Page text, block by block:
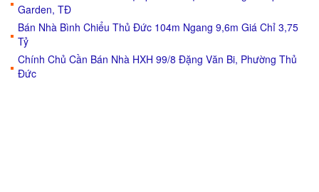
Garden, TĐ
Bán Nhà Bình Chiểu Thủ Đức 104m Ngang 9,6m Giá Chỉ 3,75
Tỷ
Chính Chủ Cần Bán Nhà HXH 99/8 Đặng Văn Bi, Phường Thủ
Đức